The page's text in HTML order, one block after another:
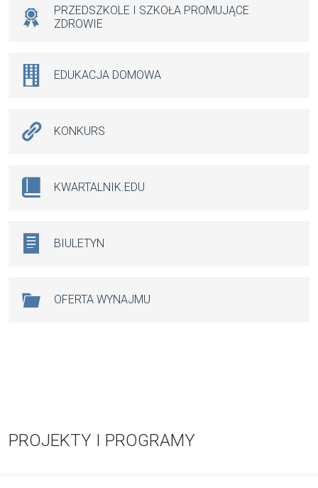
PRZEDSZKOLE I SZKOŁA PROMUJĄCE
ZDROWIE
EDUKACJA DOMOWA
KONKURS
KWARTALNIK.EDU
BIULETYN
OFERTA WYNAJMU
PROJEKTY I PROGRAMY